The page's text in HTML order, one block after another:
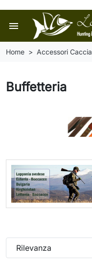
menu
Home Accessori Caccia
Buffetteria
Rilevanza